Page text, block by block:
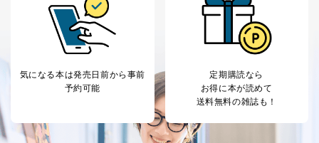
気になる本は発売日前から事前
予約可能
定期購読なら
お得に本が読めて
送料無料の雑誌も！